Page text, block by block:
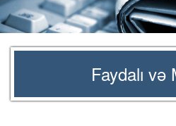
Faydalı və